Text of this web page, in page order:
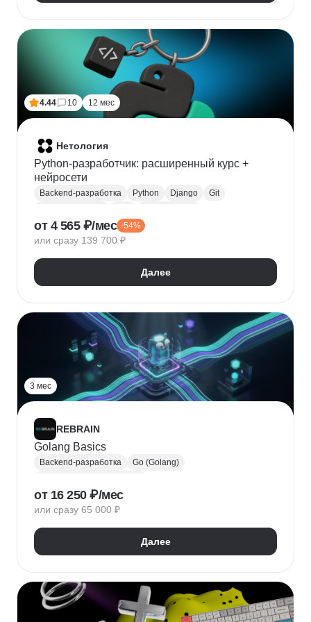
4.44 10 12 мес
Нетология
Python-разработчик: расширенный курс +
нейросети
Backend-разработка Python Django
Git
PostgreSQL
Flask Разработка
FastAPI
GitHub Нейронные сети
от 4 565 ₽/мес -54%
или сразу 139 700 ₽
Далее
3 мес
REBRAIN
Golang Basics
Backend-разработка
Go (Golang)
Параллельное программирование
от 16 250 ₽/мес
или сразу 65 000 ₽
Далее